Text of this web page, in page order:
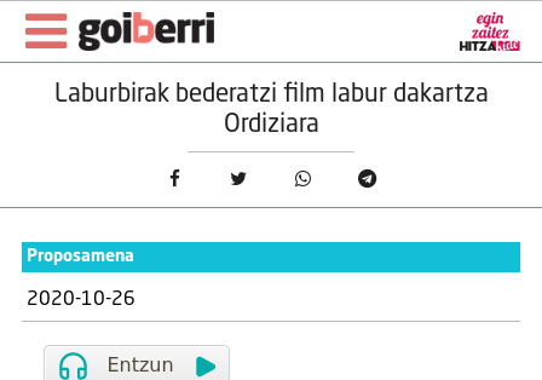
Laburbirak bederatzi film labur dakartza
Ordiziara
Proposamena
2020-10-26